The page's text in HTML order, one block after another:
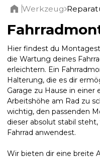
Werkzeug
Hier findest du
die Wartung deines
erleichtern. Ein
Halterung, die es dir
Garage zu Hause in
Arbeitshöhe am Rad zu
wichtig, den passenden
dieser absolut stabil
Fahrrad anwendest.
Wir bieten dir eine breite